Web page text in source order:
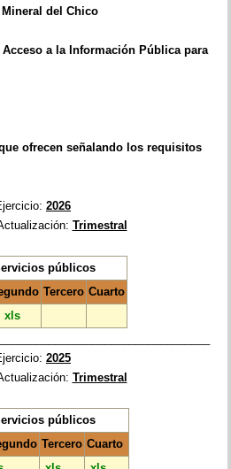
del Chico
Acceso a la Información Pública para
ofrecen señalando los requisitos
2026
Trimestral
públicos
Tercero Cuarto
xls
2025
Trimestral
públicos
Tercero Cuarto